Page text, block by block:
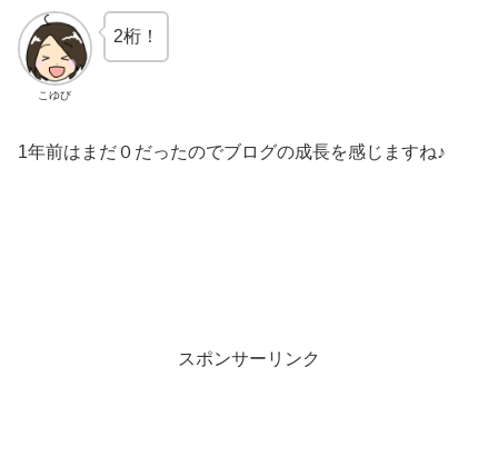
こゆび
2桁！
1年前はまだ０だったのでブログの成長を感じますね♪
スポンサーリンク